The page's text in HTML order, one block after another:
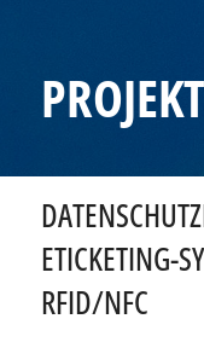
ETICKETING-
RFID/NFC